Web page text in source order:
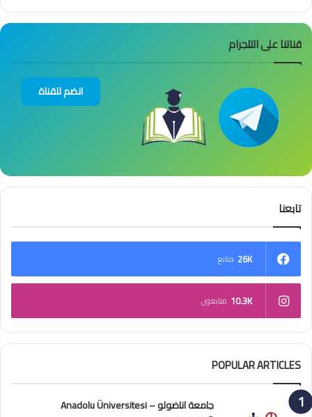
قناتنا على التلجرام
انضم للقناة
تابعنا
26K متابع
10.3K متابعون
POPULAR ARTICLES
جامعة اناضولو – Anadolu Üniversitesi